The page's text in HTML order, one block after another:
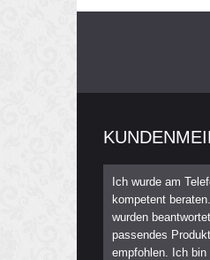
Ich wurde am
kompetent
wurden
passendes
empfohlen. Ich